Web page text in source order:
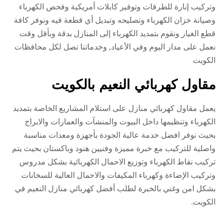
وتركيب إنارة للطرقات وتوفير كابلات أمريكية وفحص الكهرباء
وصيانة خزان الكهرباء وتصليحه وتبديل أي قطعة فيه ونوفر كافة
قطع الغيار ونقوم بتمديد الكهرباء إلى المنازل بدقة وبأقل وقت
نعمل على مدار اليوم وفي الأعياد, وخدماتنا تصل لكل محافظات
الكويت
مقاول كهربائي النعيم بالكويت
يعمل مقاول كهربائي منازل على استلام المشاريع الخاصة بتمديد
الكهرباء وتنظيمها داخل البيوت والمنشآت والعمارات والابراج
بحيث نوفر افضل خدمة عالية الجودة بأجهزة ومعدات مناسبة
واصلية للتركيب مع خبرة مميزة وفنيين هنود وباكستان بحيث يتم
تركيب نقاط الكهرباء وتوزيع الاحمال الكهربائية بشكل مدروس
وتركيب الإضاءة وكهرباء المكيفات والاحمال العالية للسخانات
بشكل امن وغني بالخبرة لطلب أفضل كهربائي منازل النعيم في
الكويت.